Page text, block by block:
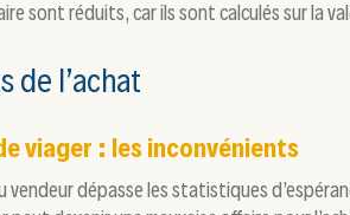
sont réduits, car ils sont calculés sur la
de l’achat
viager : les inconvénients
vendeur dépasse les statistiques